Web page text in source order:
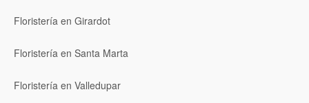
Floristería en Girardot
Floristería en Santa Marta
Floristería en Valledupar